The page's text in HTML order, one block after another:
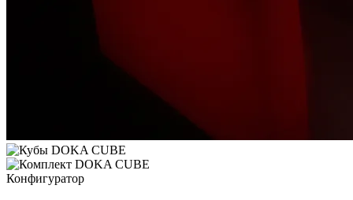
Конфигуратор